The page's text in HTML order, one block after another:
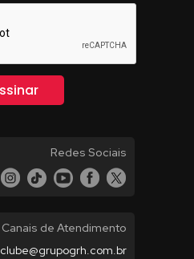
Redes Sociais
Canais de Atendimento
clube@grupogrh.com.br